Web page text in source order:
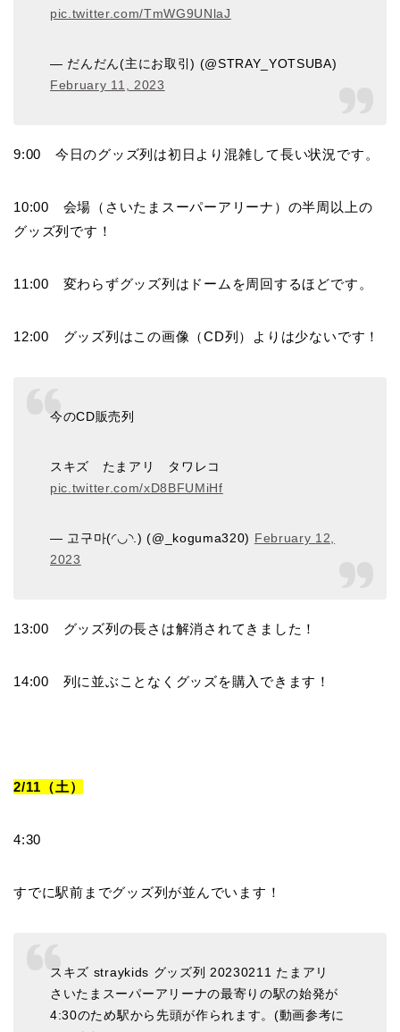
pic.twitter.com/TmWG9UNlaJ
— だんだん(主にお取引) (@STRAY_YOTSUBA)
February 11, 2023
9:00 今日のグッズ列は初日より混雑して長い状況です。
10:00 会場（さいたまスーパーアリーナ）の半周以上の
グッズ列です！
11:00 変わらずグッズ列はドームを周回するほどです。
12:00 グッズ列はこの画像（CD列）よりは少ないです！
今のCD販売列
スキズ たまアリ タワレコ
pic.twitter.com/xD8BFUMiHf
— 고구마(◜◡◝.) (@_koguma320) February 12,
2023
13:00 グッズ列の長さは解消されてきました！
14:00 列に並ぶことなくグッズを購入できます！
2/11（土）
4:30
すでに駅前までグッズ列が並んでいます！
スキズ straykids グッズ列 20230211 たまアリ
さいたまスーパーアリーナの最寄りの駅の始発が
4:30のため駅から先頭が作られます。(動画参考に